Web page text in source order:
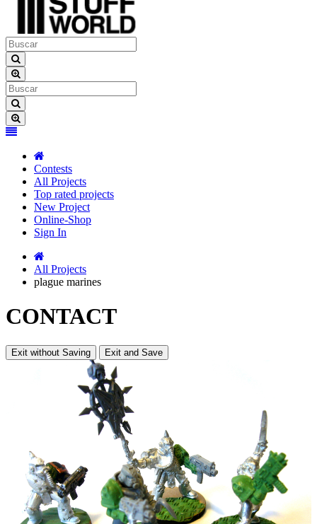
Contests
All Projects
Top rated projects
New Project
Online-Shop
Sign In
All Projects
plague marines
CONTACT